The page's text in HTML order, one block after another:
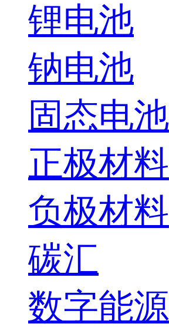
锂电池
钠电池
固态电池
正极材料
负极材料
碳汇
数字能源